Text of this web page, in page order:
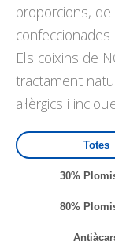
proporcions,
Els coixins de
tractament
al·lèrgics i
Totes
30%
80%